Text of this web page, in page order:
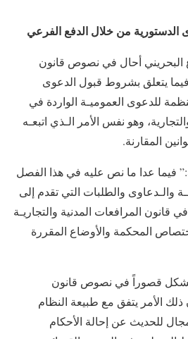
من خلال الدفع الفرعي
البحريني أحال في نصوص قانون
فيما يتعلق بشروط قبول الدعوى
للدعوى العموميـة الواردة في
وهو نفس الأمر الـذي اتبعـه
المقارنة.
فيما عدا ما نص عليه في هذا الفصل
والـدعاوى والطلبات التي تقدم إلى
قانون المرافعات المدنية والتجاريـة
المحكمة والأوضاع المقررة
يشكل قصوراً في نصوص قانون
الأمر يتفق مع طبيعة النظام
للحديث عن إحالة الأحكام